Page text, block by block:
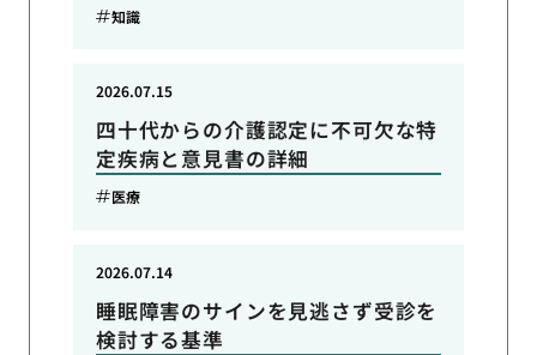
知識
四十代からの介護認定に不可欠な特
定疾病と意見書の詳細
2026.07.15
医療
睡眠障害のサインを見逃さず受診を
検討する基準
2026.07.14